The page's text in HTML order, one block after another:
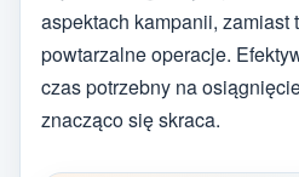
aspektach kampanii, zamiast
powtarzalne operacje.
czas potrzebny na
znacząco się skraca.